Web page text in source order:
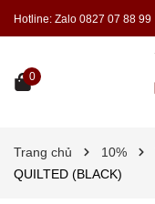
Hotline: Zalo 0827 07 88 99
0
Trang chủ 10%
QUILTED (BLACK)